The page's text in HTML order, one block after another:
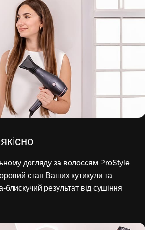
догляду за волоссям ProStyle
стан Ваших кутикули та
блискучий результат від сушіння